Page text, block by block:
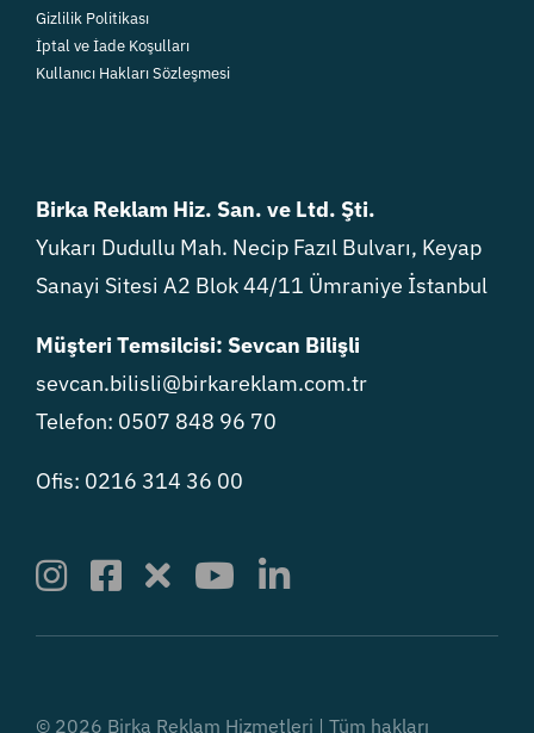
Gizlilik Politikası
İptal ve İade Koşulları
Kullanıcı Hakları Sözleşmesi
Birka Reklam Hiz. San. ve Ltd. Şti.
Yukarı Dudullu Mah. Necip Fazıl Bulvarı, Keyap
Sanayi Sitesi A2 Blok 44/11 Ümraniye İstanbul
Müşteri Temsilcisi: Sevcan Bilişli
sevcan.bilisli@birkareklam.com.tr
Telefon: 0507 848 96 70
Ofis: 0216 314 36 00
© 2026 Birka Reklam Hizmetleri | Tüm hakları